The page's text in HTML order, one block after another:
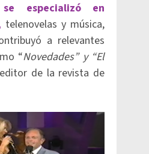
se especializó en
telenovelas y música,
a relevantes
“Novedades” y “El
de la revista de